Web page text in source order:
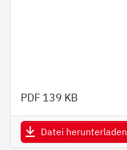
PDF 139 KB
Datei herunterladen